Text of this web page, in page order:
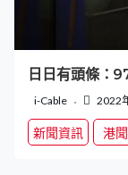
日日有頭條：
i-Cable 2022
新聞資訊 港聞